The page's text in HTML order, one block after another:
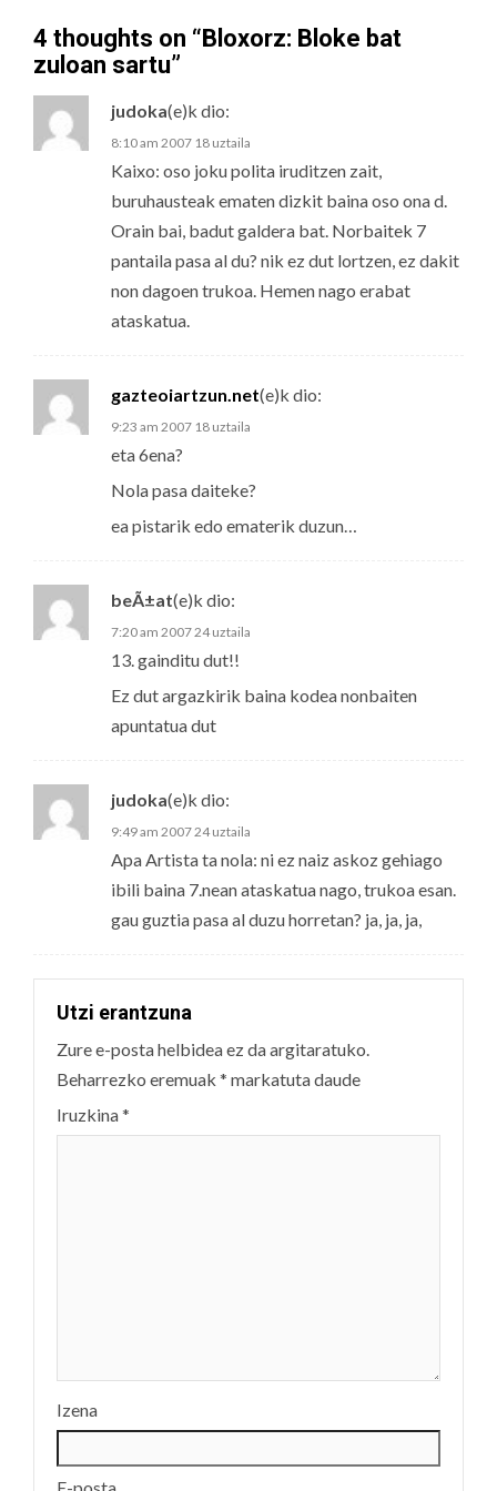
4 thoughts on “Bloxorz: Bloke bat
zuloan sartu”
judoka(e)k dio:
8:10 am 2007 18 uztaila
Kaixo: oso joku polita iruditzen zait,
buruhausteak ematen dizkit baina oso ona d.
Orain bai, badut galdera bat. Norbaitek 7
pantaila pasa al du? nik ez dut lortzen, ez dakit
non dagoen trukoa. Hemen nago erabat
ataskatua.
gazteoiartzun.net(e)k dio:
9:23 am 2007 18 uztaila
eta 6ena?
Nola pasa daiteke?
ea pistarik edo ematerik duzun…
beÃ±at(e)k dio:
7:20 am 2007 24 uztaila
13. gainditu dut!!
Ez dut argazkirik baina kodea nonbaiten
apuntatua dut
judoka(e)k dio:
9:49 am 2007 24 uztaila
Apa Artista ta nola: ni ez naiz askoz gehiago
ibili baina 7.nean ataskatua nago, trukoa esan.
gau guztia pasa al duzu horretan? ja, ja, ja,
Utzi erantzuna
Zure e-posta helbidea ez da argitaratuko.
Beharrezko eremuak * markatuta daude
Iruzkina*
Izena